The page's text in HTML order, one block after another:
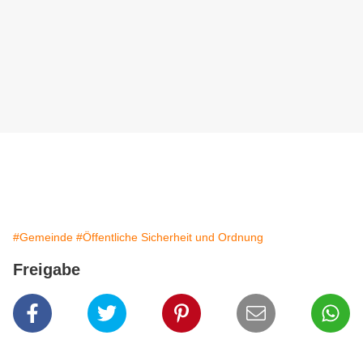
#Gemeinde #Öffentliche Sicherheit und Ordnung
Freigabe